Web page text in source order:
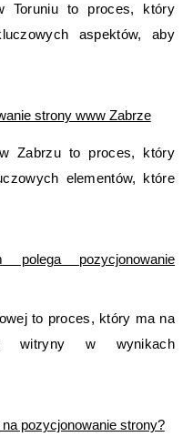
Toruniu to proces, który
aspektów, aby
strony www Zabrze
Zabrzu to proces, który
elementów, które
pozycjonowanie
to proces, który ma na
witryny w wynikach
na pozycjonowanie strony?